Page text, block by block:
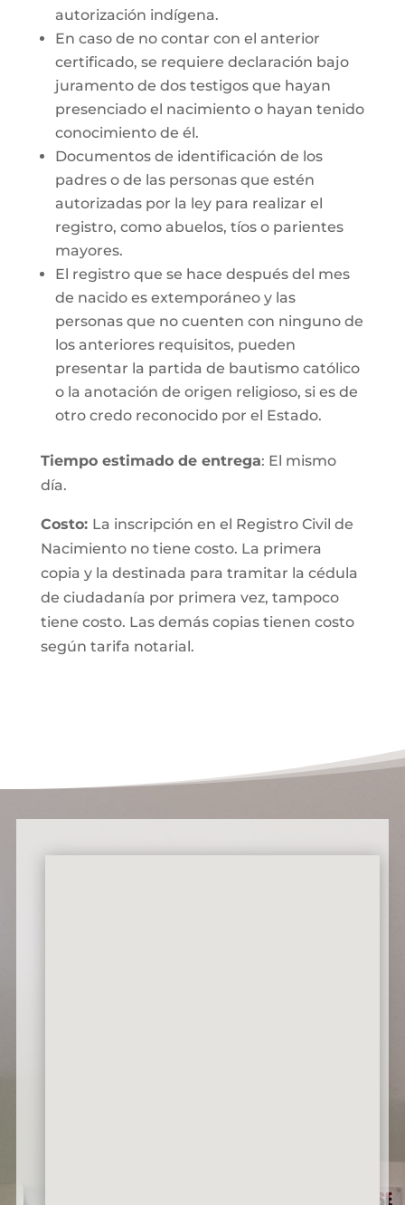
autorización indígena.
En caso de no contar con el anterior
certificado, se requiere declaración bajo
juramento de dos testigos que hayan
presenciado el nacimiento o hayan tenido
conocimiento de él.
Documentos de identificación de los
padres o de las personas que estén
autorizadas por la ley para realizar el
registro, como abuelos, tíos o parientes
mayores.
El registro que se hace después del mes
de nacido es extemporáneo y las
personas que no cuenten con ninguno de
los anteriores requisitos, pueden
presentar la partida de bautismo católico
o la anotación de origen religioso, si es de
otro credo reconocido por el Estado.
Tiempo estimado de entrega: El mismo
día.
Costo: La inscripción en el Registro Civil de
Nacimiento no tiene costo. La primera
copia y la destinada para tramitar la cédula
de ciudadanía por primera vez, tampoco
tiene costo. Las demás copias tienen costo
según tarifa notarial.